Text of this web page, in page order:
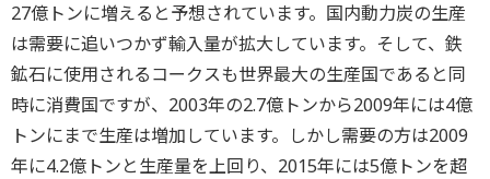
27億トンに増えると予想されています。国内動力炭の生産
は需要に追いつかず輸入量が拡大しています。そして、鉄
鉱石に使用されるコークスも世界最大の生産国であると同
時に消費国ですが、2003年の2.7億トンから2009年には4億
トンにまで生産は増加しています。しかし需要の方は2009
年に4.2億トンと生産量を上回り、2015年には5億トンを超